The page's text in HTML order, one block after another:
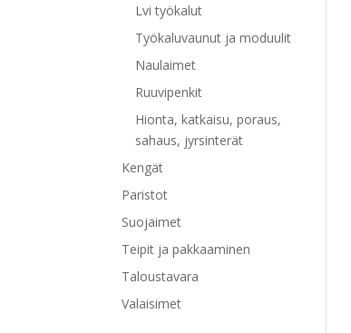
Lvi työkalut
Työkaluvaunut ja moduulit
Naulaimet
Ruuvipenkit
Hionta, katkaisu, poraus,
sahaus, jyrsinterät
Kengät
Paristot
Suojaimet
Teipit ja pakkaaminen
Taloustavara
Valaisimet